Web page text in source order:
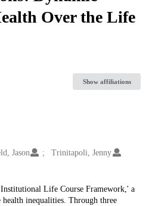
Over the Life
Show affiliations
Jason Trinitapoli, Jenny
Life Course Framework,' a
inequalities. Through three